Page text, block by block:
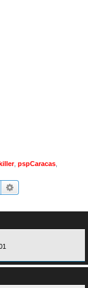
, pspCaracas
Buscar